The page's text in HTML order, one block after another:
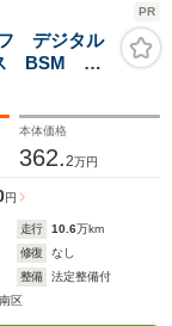
PR
デジタル
ス BSM
ーモニタ
ール LED
本体価格
362.2万円
円
走行 10.6万km
修復
なし
整備
法定整備付
区